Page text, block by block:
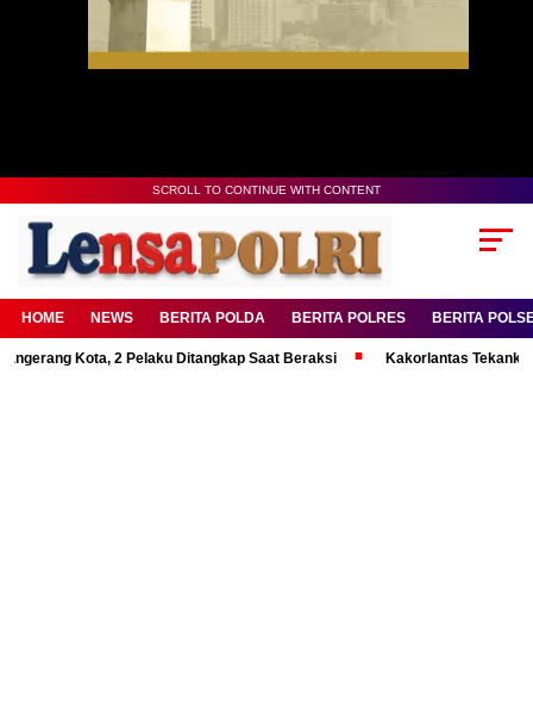
SCROLL TO CONTINUE WITH CONTENT
HOME NEWS BERITA POLDA BERITA POLRES BERITA
Kota, 2 Pelaku Ditangkap Saat Beraksi Kakorlantas Tekankan Mental